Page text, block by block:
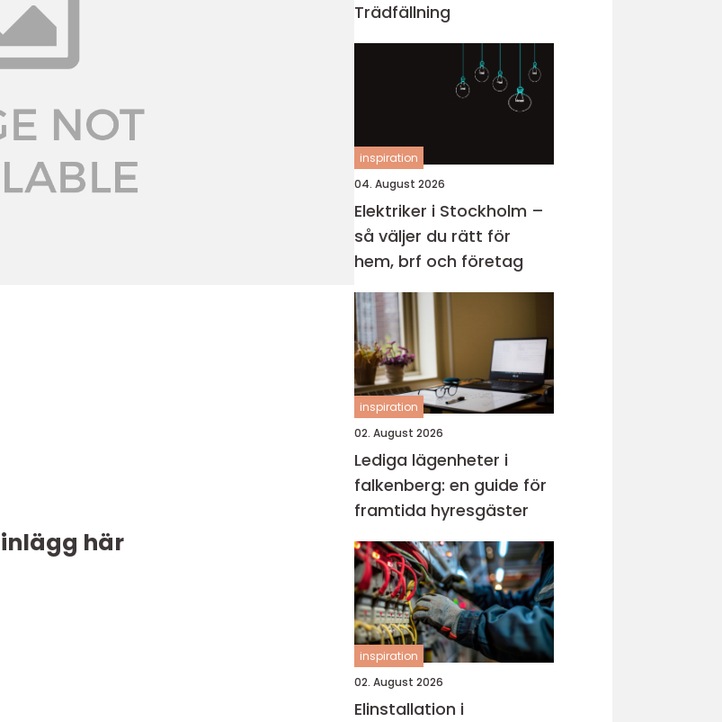
inlägg här
Trädfällning
inspiration
04. August 2026
Elektriker i Stockholm –
så väljer du rätt för
hem, brf och företag
inspiration
02. August 2026
Lediga lägenheter i
falkenberg: en guide för
framtida hyresgäster
inspiration
02. August 2026
Elinstallation i